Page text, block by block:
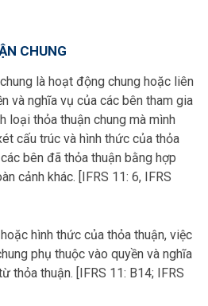
CHUNG
là hoạt động chung hoặc liên
và nghĩa vụ của các bên tham gia
loại thỏa thuận chung mà mình
cấu trúc và hình thức của thỏa
bên đã thỏa thuận bằng hợp
cảnh khác. [IFRS 11: 6, IFRS
hình thức của thỏa thuận, việc
phụ thuộc vào quyền và nghĩa
thỏa thuận. [IFRS 11: B14; IFRS